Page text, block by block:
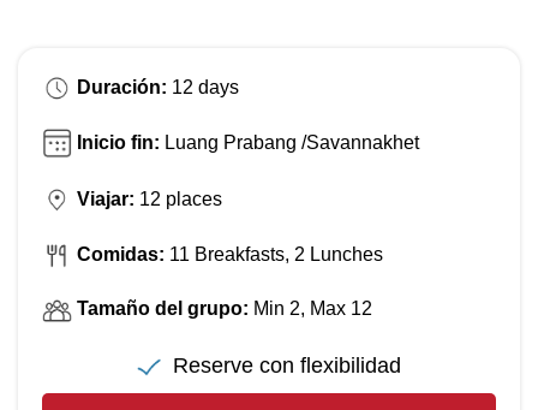
Duración: 12 days
Inicio fin: Luang Prabang /Savannakhet
Viajar: 12 places
Comidas: 11 Breakfasts, 2 Lunches
Tamaño del grupo: Min 2, Max 12
Reserve con flexibilidad